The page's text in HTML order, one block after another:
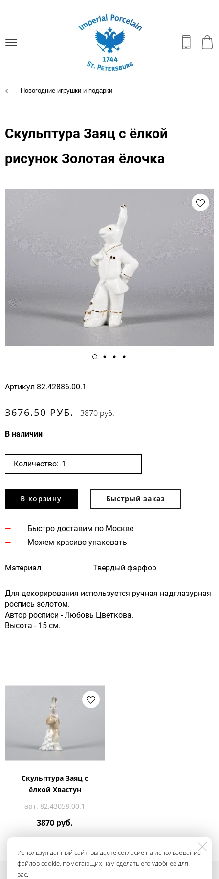
Новогодние игрушки и подарки
Скульптура Заяц с ёлкой
рисунок Золотая ёлочка
Артикул 82.42886.00.1
3676.50 РУБ. 3870 руб.
В наличии
Количество:
В корзину Быстрый заказ
Быстро доставим по Москве
Можем красиво упаковать
Материал Твердый фарфор
Для декорирования используется ручная надглазурная
роспись золотом.
Автор росписи - Любовь Цветкова.
Высота - 15 см.
Скульптура Заяц с
ёлкой Хвастун
арт. 82.43058.00.1
3870 руб.
Используя данный сайт, вы даете согласие на использование
файлов cookie, помогающих нам сделать его удобнее для
вас.